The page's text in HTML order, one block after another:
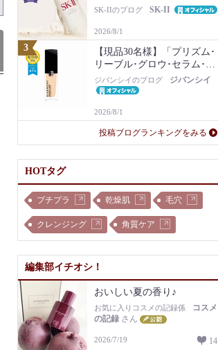
1本で【新美容液キット再販
SK-IIのブログ SK-II
2026/8/1
【現品30名様】「プリズム･
リーブル･グロウ･セラム･フ
ァンデーション」1N現品を
プレゼント！
ジバンシイのブログ ジバンシイ
2026/8/1
投稿ブログランキングをみる
HOTタグ
プチプラ 乾燥肌 毛穴
クレンジング 角質ケア
編集部イチオシ！
おいしい夏の香り♪
お気に入りコスメの記録係
コスメ
の記録 さん
2026/7/19 14